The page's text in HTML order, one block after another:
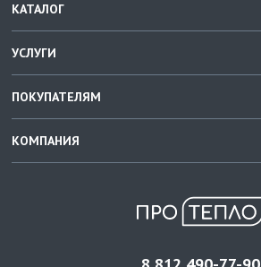
КАТАЛОГ
УСЛУГИ
ПОКУПАТЕЛЯМ
КОМПАНИЯ